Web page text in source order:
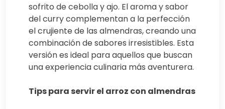
sofrito de cebolla y ajo. El aroma y sabor
del curry complementan a la perfección
el crujiente de las almendras, creando una
combinación de sabores irresistibles. Esta
versión es ideal para aquellos que buscan
una experiencia culinaria más aventurera.
Tips para servir el arroz con almendras